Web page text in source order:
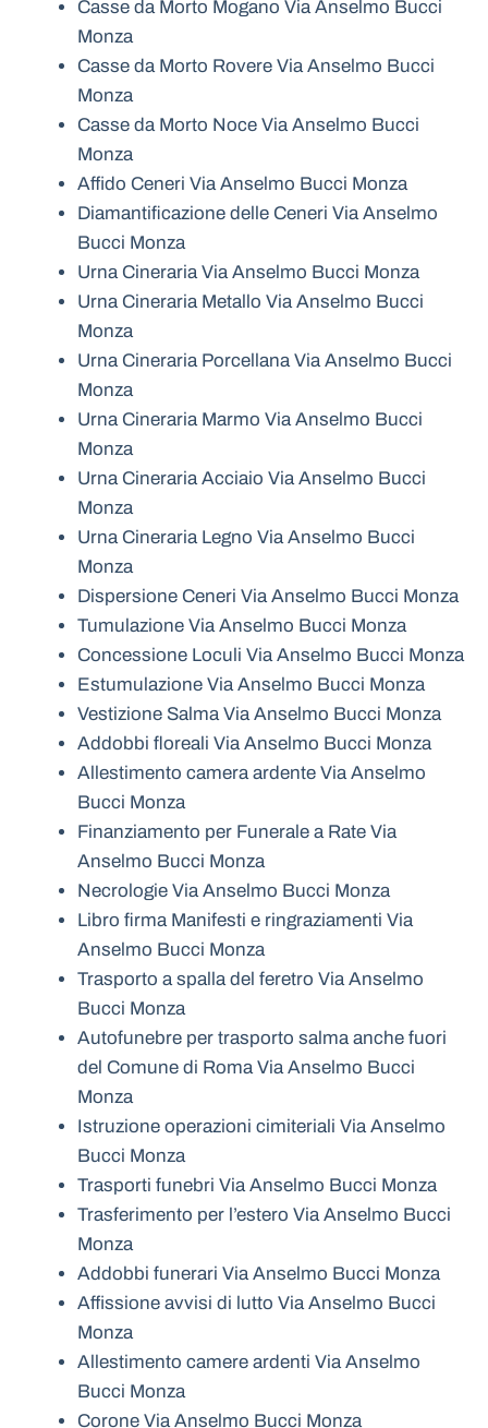
Casse da Morto Mogano Via Anselmo Bucci
Monza
Casse da Morto Rovere Via Anselmo Bucci
Monza
Casse da Morto Noce Via Anselmo Bucci
Monza
Affido Ceneri Via Anselmo Bucci Monza
Diamantificazione delle Ceneri Via Anselmo
Bucci Monza
Urna Cineraria Via Anselmo Bucci Monza
Urna Cineraria Metallo Via Anselmo Bucci
Monza
Urna Cineraria Porcellana Via Anselmo Bucci
Monza
Urna Cineraria Marmo Via Anselmo Bucci
Monza
Urna Cineraria Acciaio Via Anselmo Bucci
Monza
Urna Cineraria Legno Via Anselmo Bucci
Monza
Dispersione Ceneri Via Anselmo Bucci Monza
Tumulazione Via Anselmo Bucci Monza
Concessione Loculi Via Anselmo Bucci Monza
Estumulazione Via Anselmo Bucci Monza
Vestizione Salma Via Anselmo Bucci Monza
Addobbi floreali Via Anselmo Bucci Monza
Allestimento camera ardente Via Anselmo
Bucci Monza
Finanziamento per Funerale a Rate Via
Anselmo Bucci Monza
Necrologie Via Anselmo Bucci Monza
Libro firma Manifesti e ringraziamenti Via
Anselmo Bucci Monza
Trasporto a spalla del feretro Via Anselmo
Bucci Monza
Autofunebre per trasporto salma anche fuori
del Comune di Roma Via Anselmo Bucci
Monza
Istruzione operazioni cimiteriali Via Anselmo
Bucci Monza
Trasporti funebri Via Anselmo Bucci Monza
Trasferimento per l’estero Via Anselmo Bucci
Monza
Addobbi funerari Via Anselmo Bucci Monza
Affissione avvisi di lutto Via Anselmo Bucci
Monza
Allestimento camere ardenti Via Anselmo
Bucci Monza
Corone Via Anselmo Bucci Monza